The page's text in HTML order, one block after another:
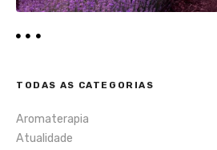
TODAS AS CATEGORIAS
Aromaterapia
Atualidade